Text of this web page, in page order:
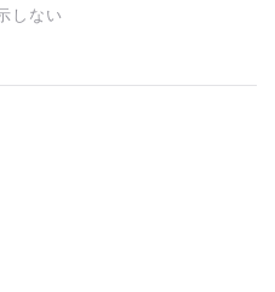
しない